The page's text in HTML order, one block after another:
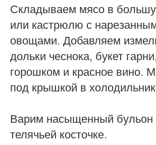
Складываем мясо в
или кастрюлю с
овощами. Добавляем
дольки чеснока, букет
горошком и красное вино.
под крышкой в
Варим насыщенный бульон
телячьей косточке.